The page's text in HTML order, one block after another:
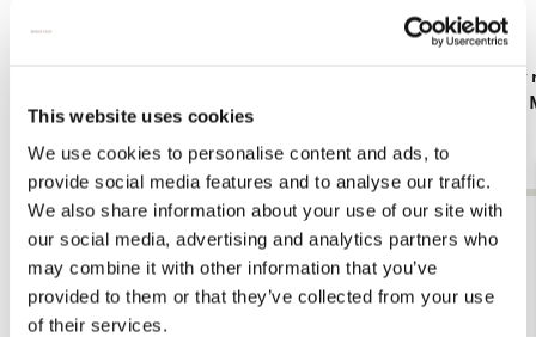
This website uses cookies
We use cookies to personalise content and ads, to
provide social media features and to analyse our traffic.
We also share information about your use of our site with
our social media, advertising and analytics partners who
may combine it with other information that you’ve
provided to them or that they’ve collected from your use
of their services.
Bekijk alles van Michelle Dujardin
Meer van Vogelbescherming